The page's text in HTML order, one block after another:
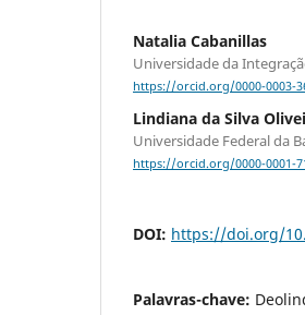
Natalia Cabanillas
Universidade da
https://orcid.org/0000-0003-
Lindiana da Silva
Universidade Federal da
https://orcid.org/0000-0001-
DOI: https://doi.org/
Palavras-chave: